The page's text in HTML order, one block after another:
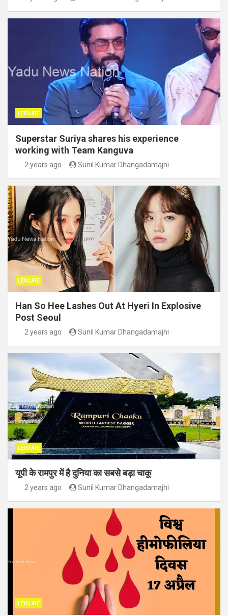
LEISURE
Superstar Suriya shares his experience
working with Team Kanguva
2 years ago Sunil Kumar Dhangadamajhi
LEISURE
Han So Hee Lashes Out At Hyeri In Explosive
Post Seoul
2 years ago Sunil Kumar Dhangadamajhi
LEISURE
यूपी के रामपुर में है दुनिया का सबसे बड़ा चाकू
2 years ago Sunil Kumar Dhangadamajhi
LEISURE